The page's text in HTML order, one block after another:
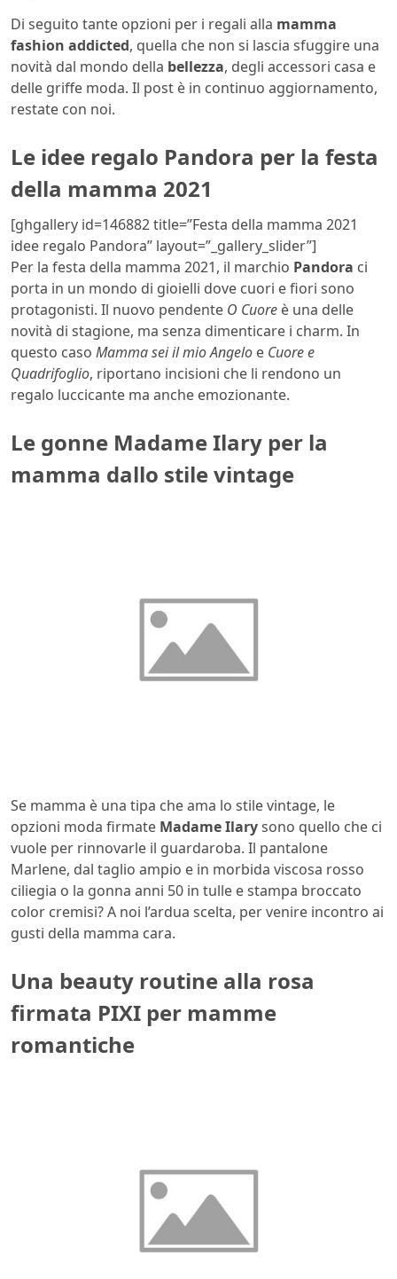
Di seguito tante opzioni per i regali alla mamma
fashion addicted, quella che non si lascia sfuggire una
novità dal mondo della bellezza, degli accessori casa e
delle griffe moda. Il post è in continuo aggiornamento,
restate con noi.
Le idee regalo Pandora per la festa
della mamma 2021
[ghgallery id=146882 title=”Festa della mamma 2021
idee regalo Pandora” layout=”_gallery_slider”]
Per la festa della mamma 2021, il marchio Pandora ci
porta in un mondo di gioielli dove cuori e fiori sono
protagonisti. Il nuovo pendente O Cuore è una delle
novità di stagione, ma senza dimenticare i charm. In
questo caso Mamma sei il mio Angelo e Cuore e
Quadrifoglio, riportano incisioni che li rendono un
regalo luccicante ma anche emozionante.
Le gonne Madame Ilary per la
mamma dallo stile vintage
Se mamma è una tipa che ama lo stile vintage, le
opzioni moda firmate Madame Ilarysono quello che ci
vuole per rinnovarle il guardaroba. Il pantalone
Marlene, dal taglio ampio e in morbida viscosa rosso
ciliegia o la gonna anni 50 in tulle e stampa broccato
color cremisi? A noi l’ardua scelta, per venire incontro ai
gusti della mamma cara.
Una beauty routine alla rosa
firmata PIXI per mamme
romantiche